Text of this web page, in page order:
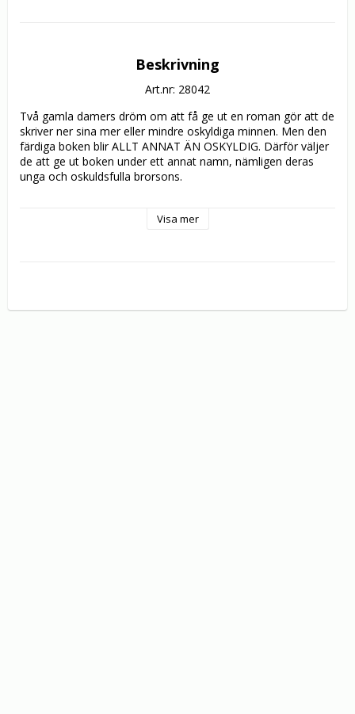
Beskrivning
Art.nr: 28042
Två gamla damers dröm om att få ge ut en roman gör att de
skriver ner sina mer eller mindre oskyldiga minnen. Men den
färdiga boken blir ALLT ANNAT ÄN OSKYLDIG. Därför väljer
de att ge ut boken under ett annat namn, nämligen deras
unga och oskuldsfulla brorsons.
en fin herre upp. Han känner sig tämligen förolämpad av
Visa mer